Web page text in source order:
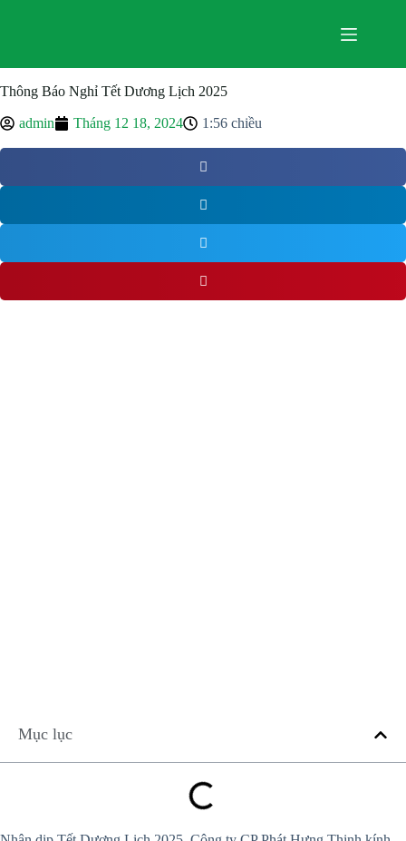
Thông Báo Nghỉ Tết Dương Lịch 2025
admin Tháng 12 18, 2024 1:56 chiều
Mục lục